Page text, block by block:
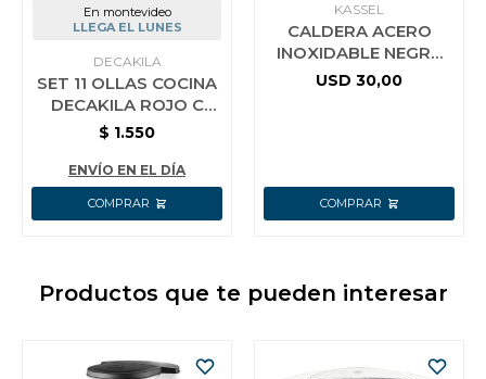
En montevideo
LLEGA EL LUNES
DECAKILA
SET 11 OLLAS COCINA
DECAKILA ROJO C
UTENSILIOS
$ 1.550
ENVÍO EN EL DÍA
KASSEL
CALDERA ACERO
INOXIDABLE NEGRA
3L
USD 30,00
Productos que te pueden interesar